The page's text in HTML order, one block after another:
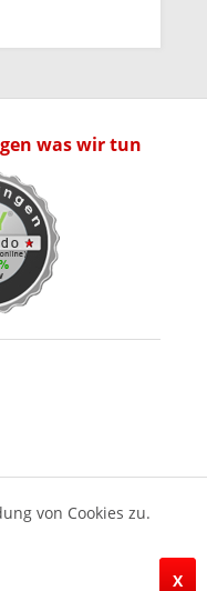
was wir tun
von Cookies zu.
X